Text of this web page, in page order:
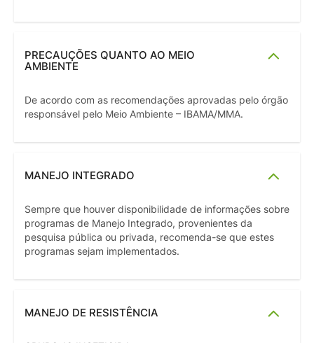
PRECAUÇÕES QUANTO AO MEIO
AMBIENTE
De acordo com as recomendações aprovadas pelo órgão
responsável pelo Meio Ambiente – IBAMA/MMA.
MANEJO INTEGRADO
Sempre que houver disponibilidade de informações sobre
programas de Manejo Integrado, provenientes da
pesquisa pública ou privada, recomenda-se que estes
programas sejam implementados.
MANEJO DE RESISTÊNCIA